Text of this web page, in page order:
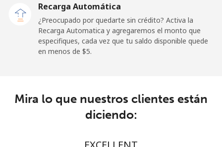
Línea fija ⁦48.9¢⁩
⁦$10⁩
⁦36.9¢⁩
27 min por
-
⁦$10⁩
⁦29.5¢⁩ 33 min por
Recarga Automática
¿Preocupado por quedarte sin crédito? Activa la
Recarga Automatica y agregaremos el monto que
especifiques, cada vez que tu saldo disponible quede
en menos de ⁦$5⁩.
Mira lo que nuestros clientes están
diciendo: